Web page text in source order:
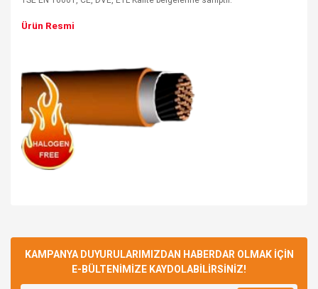
Ürün Resmi
KAMPANYA DUYURULARIMIZDAN HABERDAR OLMAK İÇİN
E-BÜLTENİMİZE KAYDOLABİLİRSİNİZ!